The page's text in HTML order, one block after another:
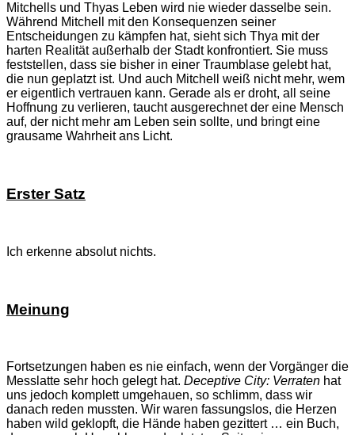
Mitchells und Thyas Leben wird nie wieder dasselbe sein.
Während Mitchell mit den Konsequenzen seiner
Entscheidungen zu kämpfen hat, sieht sich Thya mit der
harten Realität außerhalb der Stadt konfrontiert. Sie muss
feststellen, dass sie bisher in einer Traumblase gelebt hat,
die nun geplatzt ist. Und auch Mitchell weiß nicht mehr, wem
er eigentlich vertrauen kann. Gerade als er droht, all seine
Hoffnung zu verlieren, taucht ausgerechnet der eine Mensch
auf, der nicht mehr am Leben sein sollte, und bringt eine
grausame Wahrheit ans Licht.
Erster Satz
Ich erkenne absolut nichts.
Meinung
Fortsetzungen haben es nie einfach, wenn der Vorgänger die
Messlatte sehr hoch gelegt hat. Deceptive City: Verraten hat
uns jedoch komplett umgehauen, so schlimm, dass wir
danach reden mussten. Wir waren fassungslos, die Herzen
haben wild geklopft, die Hände haben gezittert … ein Buch,